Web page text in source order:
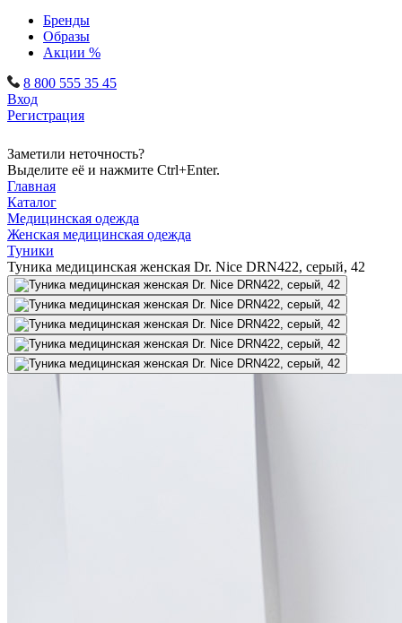
Бренды
Образы
Акции %
8 800 555 35 45
Вход
Регистрация
Заметили неточность?
Выделите её и нажмите Ctrl+Enter.
Главная
Каталог
Медицинская одежда
Женская медицинская одежда
Туники
Туника медицинская женская Dr. Nice DRN422, серый, 42